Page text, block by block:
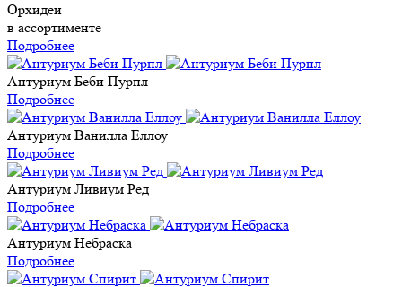
Орхидеи
в ассортименте
Подробнее
Антуриум Беби Пурпл
Подробнее
Антуриум Ванилла Еллоу
Подробнее
Антуриум Ливиум Ред
Подробнее
Антуриум Небраска
Подробнее